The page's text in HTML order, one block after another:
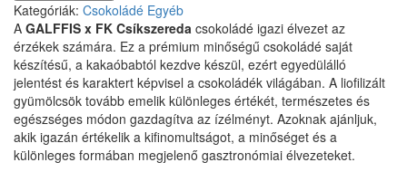
Kategóriák: Csokoládé Egyéb
A GALFFIS x FK Csíkszereda csokoládé igazi élvezet az
érzékek számára. Ez a prémium minőségű csokoládé saját
készítésű, a kakaóbabtól kezdve készül, ezért egyedülálló
jelentést és karaktert képvisel a csokoládék világában. A liofilizált
gyümölcsök tovább emelik különleges értékét, természetes és
egészséges módon gazdagítva az ízélményt. Azoknak ajánljuk,
akik igazán értékelik a kifinomultságot, a minőséget és a
különleges formában megjelenő gasztronómiai élvezeteket.